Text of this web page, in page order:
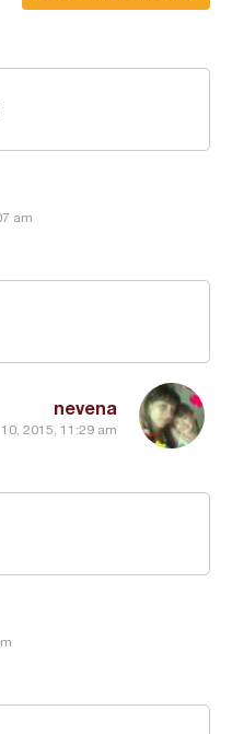
am
nevena
2015, 11:29 am